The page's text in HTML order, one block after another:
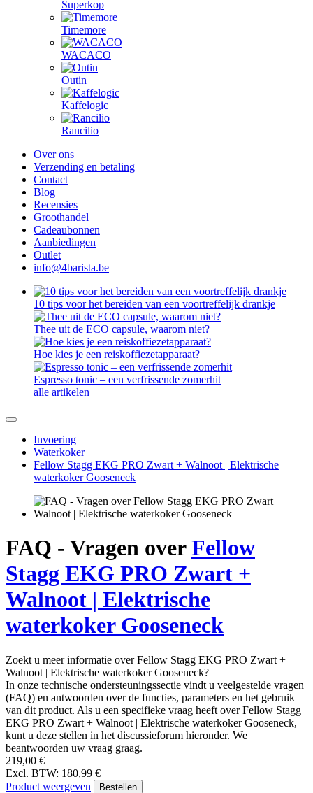
Superkop
Timemore
WACACO
Outin
Kaffelogic
Rancilio
Over ons
Verzending en betaling
Contact
Blog
Recensies
Groothandel
Cadeaubonnen
Aanbiedingen
Outlet
info@4barista.be
10 tips voor het bereiden van een voortreffelijk drankje
Thee uit de ECO capsule, waarom niet?
Hoe kies je een reiskoffiezetapparaat?
Espresso tonic – een verfrissende zomerhit
alle artikelen
Invoering
Waterkoker
Fellow Stagg EKG PRO Zwart + Walnoot | Elektrische
waterkoker Gooseneck
FAQ - Vragen overFellow
Stagg EKG PRO Zwart +
Walnoot | Elektrische
waterkoker Gooseneck
Zoekt u meer informatie over Fellow Stagg EKG PRO Zwart +
Walnoot | Elektrische waterkoker Gooseneck?
In onze technische ondersteuningssectie vindt u veelgestelde vragen
(FAQ) en antwoorden over de functies, parameters en het gebruik
van dit product. Als u een specifieke vraag heeft over Fellow Stagg
EKG PRO Zwart + Walnoot | Elektrische waterkoker Gooseneck,
kunt u deze stellen in het discussieforum hieronder. We
beantwoorden uw vraag graag.
219,00 €
Excl. BTW: 180,99 €
Product weergeven
Bestellen